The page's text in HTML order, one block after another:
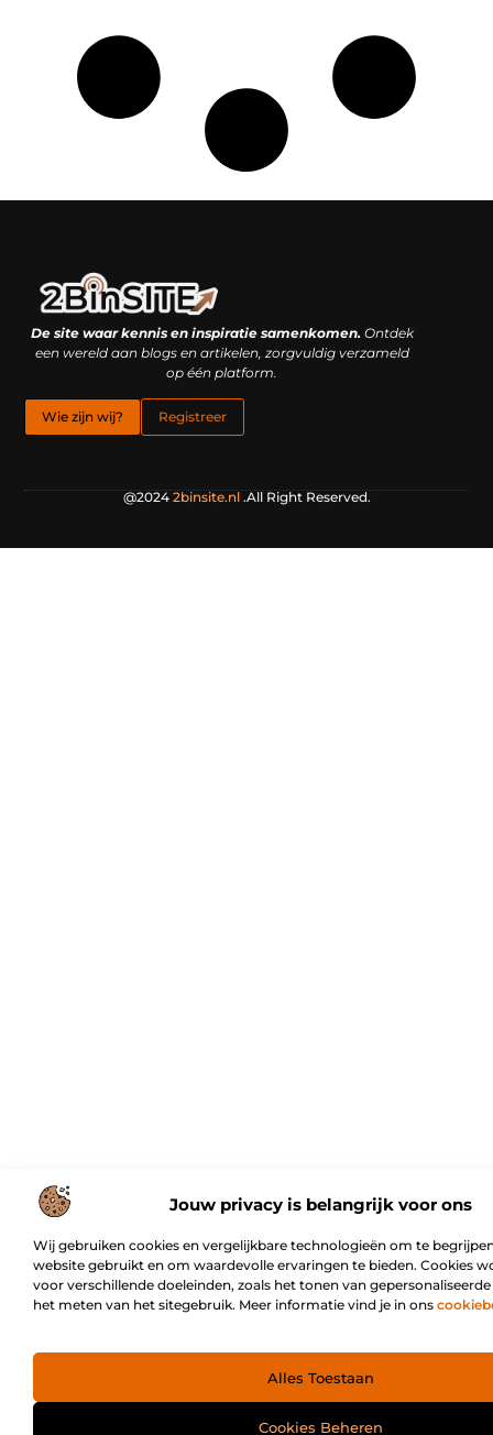
Jouw privacy is belangrijk voor ons
Wij gebruiken cookies en vergelijkbare technologieën om te
website gebruikt en om waardevolle ervaringen te bieden. Cookies
voor verschillende doeleinden, zoals het tonen van
het meten van het sitegebruik. Meer informatie vind je in ons
Alles Toestaan
Cookies Beheren
De site waar kennis en inspiratie samenkomen.Ontdek
een wereld aan blogs en artikelen, zorgvuldig verzameld
op één platform.
Wie zijn wij? Registreer
@2024 2binsite.nl.All Right Reserved.